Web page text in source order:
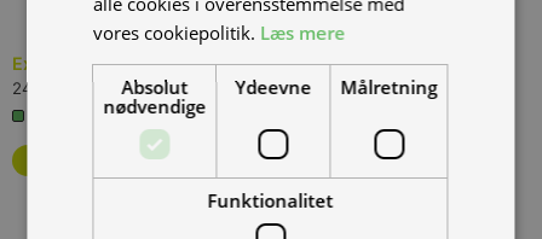
Excite Boots White 22-23cm (YO-YB04-0823)
249,00 kr. Inkl. moms.
3 på lager
vores cookiepolitik. Læs mere
Absolut
nødvendige
Ydeevne Målretning
Funktionalitet